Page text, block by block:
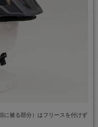
に被る部分）はフリースを付けず